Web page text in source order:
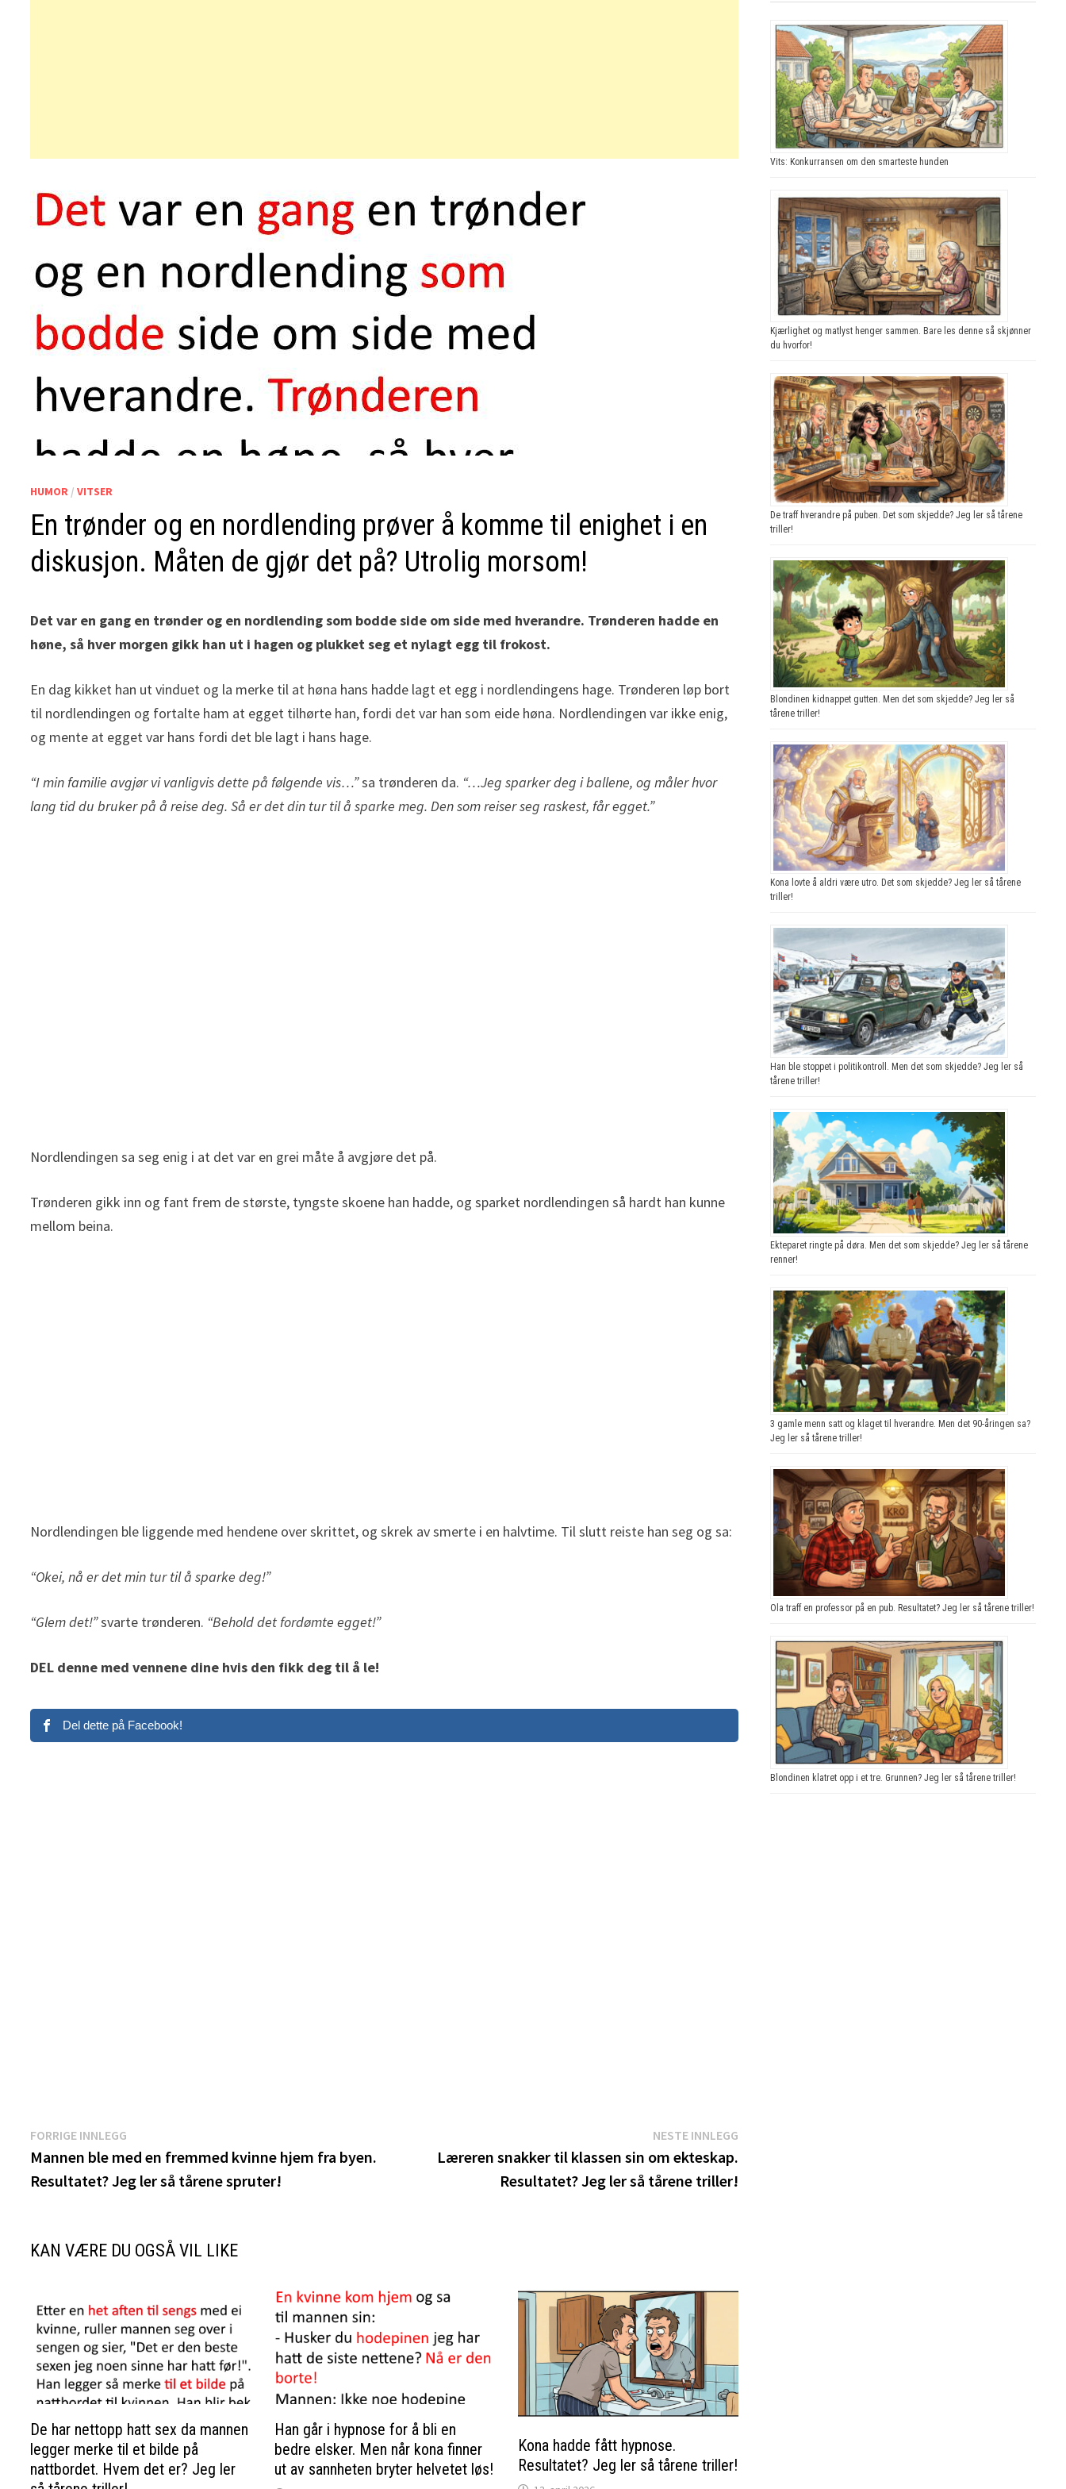
HUMOR /VITSER
En trønder og en nordlending prøver å komme til enighet i en
diskusjon. Måten de gjør det på? Utrolig morsom!
Det var en gang en trønder og en nordlending som bodde side om side med hverandre. Trønderen hadde en
høne, så hver morgen gikk han ut i hagen og plukket seg et nylagt egg til frokost.
En dag kikket han ut vinduet og la merke til at høna hans hadde lagt et egg i nordlendingens hage. Trønderen løp bort
til nordlendingen og fortalte ham at egget tilhørte han, fordi det var han som eide høna. Nordlendingen var ikke enig,
og mente at egget var hans fordi det ble lagt i hans hage.
“I min familie avgjør vi vanligvis dette på følgende vis…”sa trønderen da. “…Jeg sparker deg i ballene, og måler hvor
lang tid du bruker på å reise deg. Så er det din tur til å sparke meg. Den som reiser seg raskest, får egget.”
Nordlendingen sa seg enig i at det var en grei måte å avgjøre det på.
Trønderen gikk inn og fant frem de største, tyngste skoene han hadde, og sparket nordlendingen så hardt han kunne
mellom beina.
Nordlendingen ble liggende med hendene over skrittet, og skrek av smerte i en halvtime. Til slutt reiste han seg og sa:
“Okei, nå er det min tur til å sparke deg!”
“Glem det!”svarte trønderen. “Behold det fordømte egget!”
DEL denne med vennene dine hvis den fikk deg til å le!
Del dette på Facebook!
Innleggsnavigasjon
FORRIGE INNLEGG
innlegg:
Mannen ble med en fremmed kvinne hjem fra byen.
Resultatet? Jeg ler så tårene spruter!
NESTE INNLEGGNeste
Læreren snakker til klassen sin om ekteskap.
Resultatet? Jeg ler så tårene triller!
KAN VÆRE DU OGSÅ VIL LIKE
De har nettopp hatt sex da mannen
legger merke til et bilde på
nattbordet. Hvem det er? Jeg ler
Han går i hypnose for å bli en
bedre elsker. Men når kona finner
ut av sannheten bryter helvetet løs!
Kona hadde fått hypnose.
Resultatet? Jeg ler så tårene triller!
Vits: Konkurransen om den smarteste hunden
Kjærlighet og matlyst henger sammen. Bare les denne så skjønner
du hvorfor!
De traff hverandre på puben. Det som skjedde? Jeg ler så tårene
triller!
Blondinen kidnappet gutten. Men det som skjedde? Jeg ler så
tårene triller!
Kona lovte å aldri være utro. Det som skjedde? Jeg ler så tårene
triller!
Han ble stoppet i politikontroll. Men det som skjedde? Jeg ler så
tårene triller!
Ekteparet ringte på døra. Men det som skjedde? Jeg ler så tårene
renner!
3 gamle menn satt og klaget til hverandre. Men det 90-åringen sa?
Jeg ler så tårene triller!
Ola traff en professor på en pub. Resultatet? Jeg ler så tårene triller!
Blondinen klatret opp i et tre. Grunnen? Jeg ler så tårene triller!